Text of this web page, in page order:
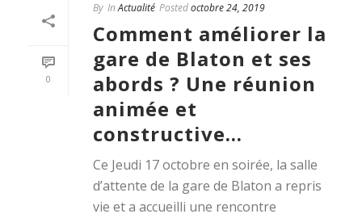
0
By In Actualité Postedoctobre 24, 2019
Comment améliorer la
gare de Blaton et ses
abords ? Une réunion
animée et
constructive…
Ce Jeudi 17 octobre en soirée, la salle
d’attente de la gare de Blaton a repris
vie et a accueilli une rencontre